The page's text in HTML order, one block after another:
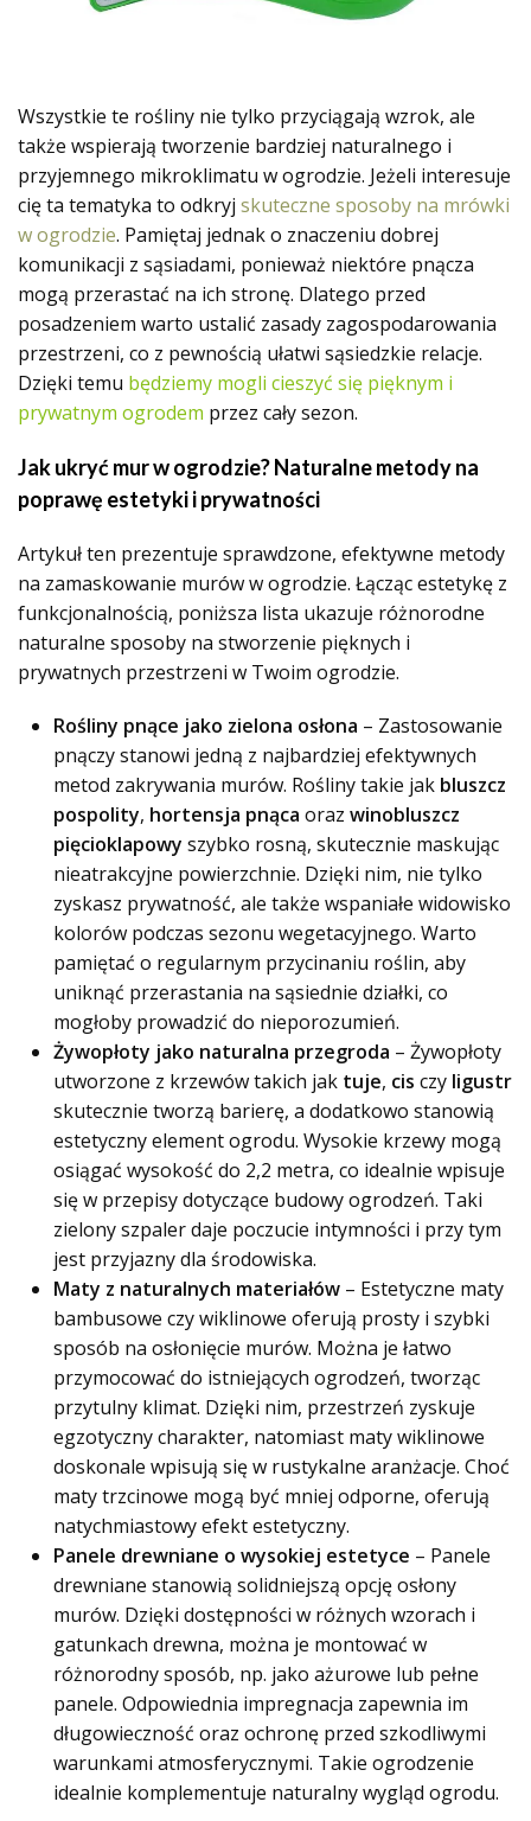
Wszystkie te rośliny nie tylko przyciągają wzrok, ale
także wspierają tworzenie bardziej naturalnego i
przyjemnego mikroklimatu w ogrodzie. Jeżeli interesuje
cię ta tematyka to odkryj skuteczne sposoby na mrówki
w ogrodzie. Pamiętaj jednak o znaczeniu dobrej
komunikacji z sąsiadami, ponieważ niektóre pnącza
mogą przerastać na ich stronę. Dlatego przed
posadzeniem warto ustalić zasady zagospodarowania
przestrzeni, co z pewnością ułatwi sąsiedzkie relacje.
Dzięki temu będziemy mogli cieszyć się pięknym i
prywatnym ogrodem przez cały sezon.
Jak ukryć mur w ogrodzie? Naturalne metody na
poprawę estetyki i prywatności
Artykuł ten prezentuje sprawdzone, efektywne metody
na zamaskowanie murów w ogrodzie. Łącząc estetykę z
funkcjonalnością, poniższa lista ukazuje różnorodne
naturalne sposoby na stworzenie pięknych i
prywatnych przestrzeni w Twoim ogrodzie.
Rośliny pnące jako zielona osłona – Zastosowanie
pnączy stanowi jedną z najbardziej efektywnych
metod zakrywania murów. Rośliny takie jak bluszcz
pospolity, hortensja pnąca oraz winobluszcz
pięcioklapowy szybko rosną, skutecznie maskując
nieatrakcyjne powierzchnie. Dzięki nim, nie tylko
zyskasz prywatność, ale także wspaniałe widowisko
kolorów podczas sezonu wegetacyjnego. Warto
pamiętać o regularnym przycinaniu roślin, aby
uniknąć przerastania na sąsiednie działki, co
mogłoby prowadzić do nieporozumień.
Żywopłoty jako naturalna przegroda – Żywopłoty
utworzone z krzewów takich jak tuje, cis czy ligustr
skutecznie tworzą barierę, a dodatkowo stanowią
estetyczny element ogrodu. Wysokie krzewy mogą
osiągać wysokość do 2,2 metra, co idealnie wpisuje
się w przepisy dotyczące budowy ogrodzeń. Taki
zielony szpaler daje poczucie intymności i przy tym
jest przyjazny dla środowiska.
Maty z naturalnych materiałów – Estetyczne maty
bambusowe czy wiklinowe oferują prosty i szybki
sposób na osłonięcie murów. Można je łatwo
przymocować do istniejących ogrodzeń, tworząc
przytulny klimat. Dzięki nim, przestrzeń zyskuje
egzotyczny charakter, natomiast maty wiklinowe
doskonale wpisują się w rustykalne aranżacje. Choć
maty trzcinowe mogą być mniej odporne, oferują
natychmiastowy efekt estetyczny.
Panele drewniane o wysokiej estetyce – Panele
drewniane stanowią solidniejszą opcję osłony
murów. Dzięki dostępności w różnych wzorach i
gatunkach drewna, można je montować w
różnorodny sposób, np. jako ażurowe lub pełne
panele. Odpowiednia impregnacja zapewnia im
długowieczność oraz ochronę przed szkodliwymi
warunkami atmosferycznymi. Takie ogrodzenie
idealnie komplementuje naturalny wygląd ogrodu.